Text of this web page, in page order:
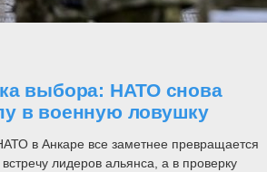
выбора: НАТО снова
в военную ловушку
в Анкаре все заметнее превращается
лидеров альянса, а в проверку